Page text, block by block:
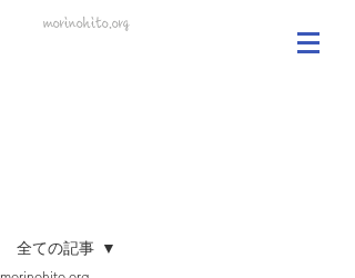
morinohito.org
全ての記事